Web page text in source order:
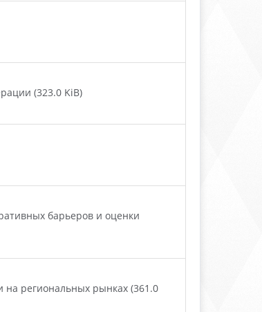
(323.0 KiB)
барьеров и оценки
на региональных рынках (361.0